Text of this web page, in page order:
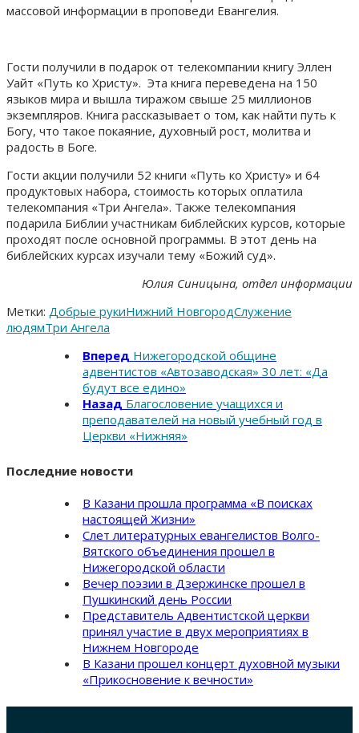
массовой информации в проповеди Евангелия.
Гости получили в подарок от телекомпании книгу Эллен
Уайт «Путь ко Христу». Эта книга переведена на 150
языков мира и вышла тиражом свыше 25 миллионов
экземпляров. Книга рассказывает о том, как найти путь к
Богу, что такое покаяние, духовный рост, молитва и
радость в Боге.
Гости акции получили 52 книги «Путь ко Христу» и 64
продуктовых набора, стоимость которых оплатила
телекомпания «Три Ангела». Также телекомпания
подарила Библии участникам библейских курсов, которые
проходят после основной программы. В этот день на
библейских курсах изучали тему «Божий суд».
Юлия Синицына, отдел информации
Метки: Добрые рукиНижний НовгородСлужение
людямТри Ангела
Вперед Нижегородской общине
адвентистов «Автозаводская» 30 лет: «Да
будут все едино»
Назад Благословение учащихся и
преподавателей на новый учебный год в
Церкви «Нижняя»
Последние новости
В Казани прошла программа «В поисках
настоящей Жизни»
Слет литературных евангелистов Волго-
Вятского объединения прошел в
Нижегородской области
Вечер поэзии в Дзержинске прошел в
Пушкинский день России
Представитель Адвентистской церкви
принял участие в двух мероприятиях в
Нижнем Новгороде
В Казани прошел концерт духовной музыки
«Прикосновение к вечности»